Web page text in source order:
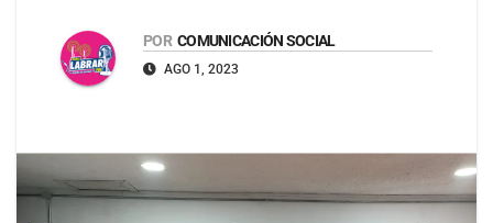
POR COMUNICACIÓN SOCIAL
AGO 1, 2023